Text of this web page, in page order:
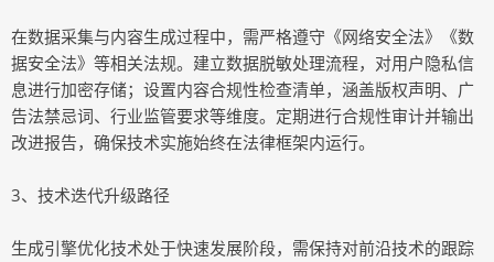
在数据采集与内容生成过程中，需严格遵守《网络安全法》《数
据安全法》等相关法规。建立数据脱敏处理流程，对用户隐私信
息进行加密存储；设置内容合规性检查清单，涵盖版权声明、广
告法禁忌词、行业监管要求等维度。定期进行合规性审计并输出
改进报告，确保技术实施始终在法律框架内运行。
3、技术迭代升级路径
生成引擎优化技术处于快速发展阶段，需保持对前沿技术的跟踪